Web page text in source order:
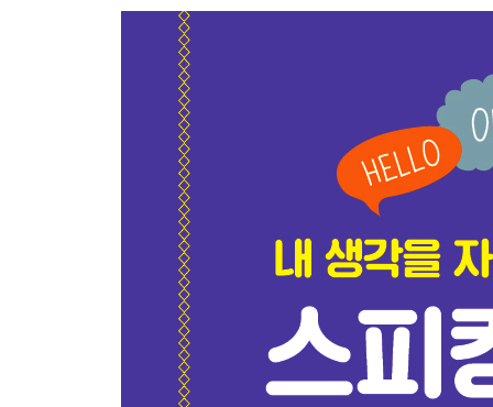
Unit 07 where / when / why / how 단어에 붙여 길게
Unit 08 before / after / while / when 접속사로 붙여
Unit 09 as / because / so / since 접속사로 붙여 길
Unit 10 although / even though / though 접속사로
Unit 11 if / as long as / if only 접속사로 붙여 길게
Unit 12 unless / what if / I wish 접속사로 붙여 길게
Unit 13 as if / as though / even if 접속사로 붙여 길
Unit 14 want / plan / decide / need to를 이용해 동
Unit 15 would like to to를 이용해 동사 말하기
Unit 16 I want you to to를 이용해 동사 말하기
Unit 17 make / let / have / help to를 이용해 동사 말
Unit 18 enjoy / keep / finish / mind -ing를 이용해 동
Unit 19 start / begin / continue -ing를 이용해 동사
Unit 20 remember / regret / forget / try -ing를 이용